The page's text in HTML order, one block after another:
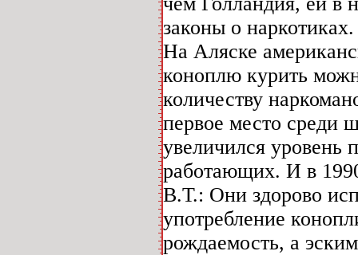
законы о наркотиках.
На Аляске
коноплю курить
количеству
первое место среди
увеличился уровень
работающих. И в
В.Т.: Они здорово
употребление
рождаемость, а